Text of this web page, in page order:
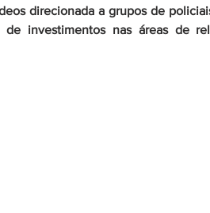
direcionada a grupos de
investimentos nas áreas de